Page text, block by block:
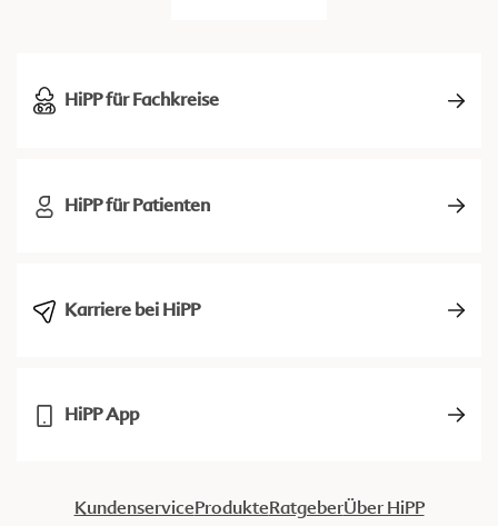
HiPP für Fachkreise
HiPP für Patienten
Karriere bei HiPP
HiPP App
KundenserviceProdukteRatgeberÜber HiPP